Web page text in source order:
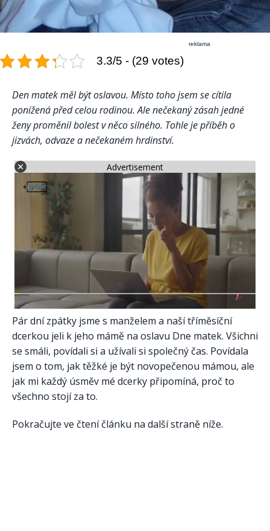
reklama
3.3/5 - (29 votes)
Den matek měl být oslavou. Místo toho jsem se cítila
ponížená před celou rodinou. Ale nečekaný zásah jedné
ženy proměnil bolest v něco silného. Tohle je příběh o
jizvách, odvaze a nečekaném hrdinství.
Advertisement
Pár dní zpátky jsme s manželem a naší tříměsíční
dcerkou jeli k jeho mámě na oslavu Dne matek. Všichni
se smáli, povídali si a užívali si společný čas. Povídala
jsem o tom, jak těžké je být novopečenou mámou, ale
jak mi každý úsměv mé dcerky připomíná, proč to
všechno stojí za to.
Pokračujte ve čtení článku na další straně níže.